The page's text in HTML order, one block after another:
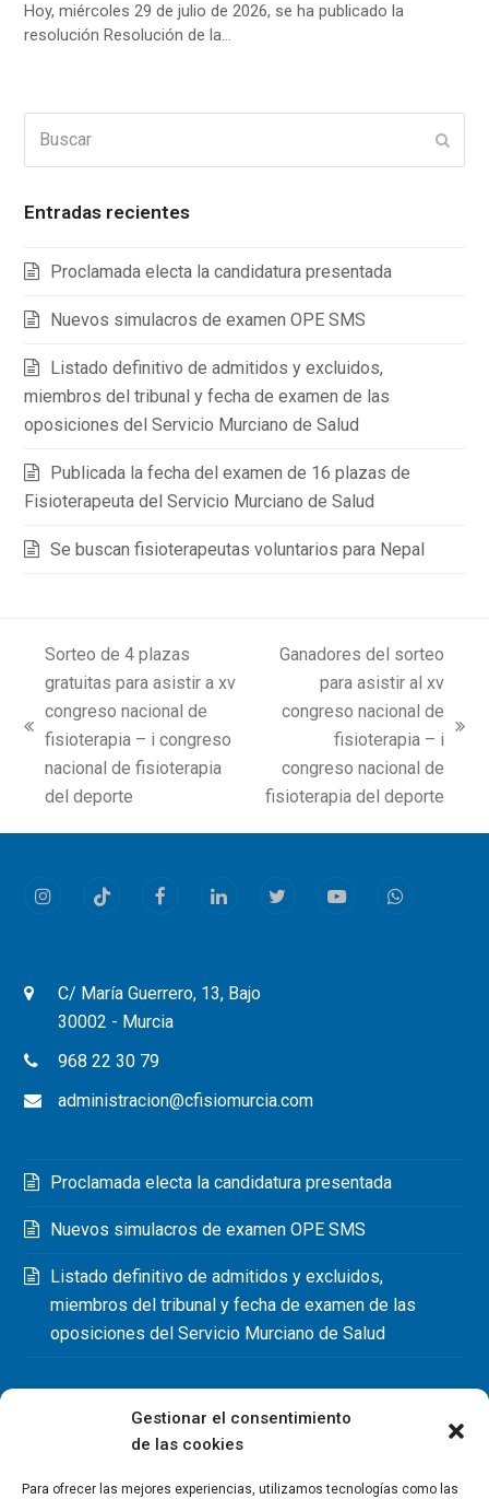
Gestionar el consentimiento
de las cookies
Para ofrecer las mejores experiencias, utilizamos tecnologías como las
Hoy, miércoles 29 de julio de 2026, se ha publicado la
resolución Resolución de la…
Entradas recientes
Proclamada electa la candidatura presentada
Nuevos simulacros de examen OPE SMS
Listado definitivo de admitidos y excluidos,
miembros del tribunal y fecha de examen de las
oposiciones del Servicio Murciano de Salud
Publicada la fecha del examen de 16 plazas de
Fisioterapeuta del Servicio Murciano de Salud
Se buscan fisioterapeutas voluntarios para Nepal
previous
post:
Sorteo de 4 plazas
gratuitas para asistir a xv
congreso nacional de
fisioterapia – i congreso
nacional de fisioterapia
del deporte
post:
Ganadores del sorteo
para asistir al xv
congreso nacional de
fisioterapia – i
congreso nacional de
fisioterapia del deporte
InstagramTiktok FacebookLinkedInTwitterYoutubeWhatsapp
C/ María Guerrero, 13, Bajo
30002 - Murcia
968 22 30 79
administracion@cfisiomurcia.com
Proclamada electa la candidatura presentada
Nuevos simulacros de examen OPE SMS
Listado definitivo de admitidos y excluidos,
miembros del tribunal y fecha de examen de las
oposiciones del Servicio Murciano de Salud